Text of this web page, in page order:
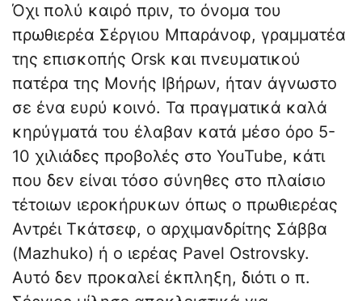
Όχι πολύ καιρό πριν, το όνομα του
πρωθιερέα Σέργιου Μπαράνοφ, γραμματέα
της επισκοπής Orsk και πνευματικού
πατέρα της Μονής Ιβήρων, ήταν άγνωστο
σε ένα ευρύ κοινό. Τα πραγματικά καλά
κηρύγματά του έλαβαν κατά μέσο όρο 5-
10 χιλιάδες προβολές στο YouTube, κάτι
που δεν είναι τόσο σύνηθες στο πλαίσιο
τέτοιων ιεροκήρυκων όπως ο πρωθιερέας
Αντρέι Τκάτσεφ, ο αρχιμανδρίτης Σάββα
(Mazhuko) ή ο ιερέας Pavel Ostrovsky.
Αυτό δεν προκαλεί έκπληξη, διότι ο π.